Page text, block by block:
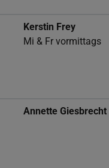
Kerstin Frey
Mi & Fr vormittags
Annette Giesbrecht